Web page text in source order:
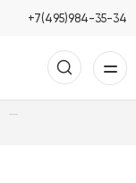
+7(495)984-35-34